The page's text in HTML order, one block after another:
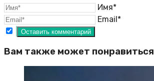
Имя*
Email*
Вам также может понравиться